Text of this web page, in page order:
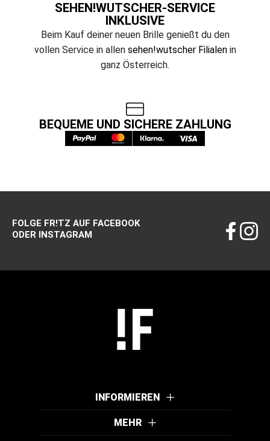
SEHEN!WUTSCHER-SERVICE
INKLUSIVE
Beim Kauf deiner neuen Brille genießt du den
vollen Service in allen sehen!wutscher Filialenin
ganz Österreich.
BEQUEME UND SICHERE ZAHLUNG
FOLGE FR!TZ AUF FACEBOOK
ODER INSTAGRAM
INFORMIEREN
MEHR